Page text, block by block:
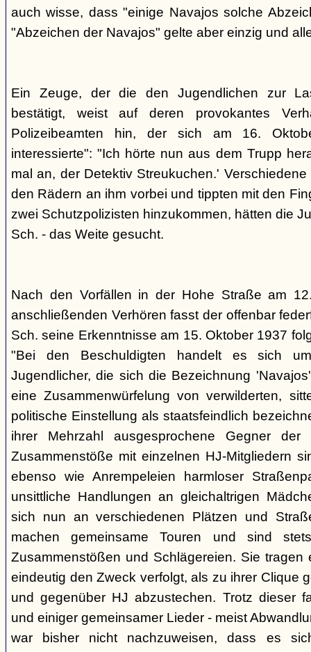
auch wisse, dass "einige Navajos solche
"Abzeichen der Navajos" gelte aber einzig und
Ein Zeuge, der die den Jugendlichen zur
bestätigt, weist auf deren provokantes
Polizeibeamten hin, der sich am 16.
interessierte": "Ich hörte nun aus dem Trupp
mal an, der Detektiv Streukuchen.'
den Rädern an ihm vorbei und tippten mit den
zwei Schutzpolizisten hinzukommen, hätten die
Sch. - das Weite gesucht.
Nach den Vorfällen in der Hohe Straße am
anschließenden Verhören fasst der offenbar
Sch. seine Erkenntnisse am 15. Oktober 1937
"Bei den Beschuldigten handelt es sich
Jugendlicher, die sich die Bezeichnung
eine Zusammenwürfelung von verwilderten,
politische Einstellung als staatsfeindlich
ihrer Mehrzahl ausgesprochene Gegner
Zusammenstöße mit einzelnen HJ-Mitgliedern
ebenso wie Anrempeleien harmloser
unsittliche Handlungen an gleichaltrigen
sich nun an verschiedenen Plätzen und
machen gemeinsame Touren und sind
Zusammenstößen und Schlägereien. Sie tragen
eindeutig den Zweck verfolgt, als zu ihrer Clique
und gegenüber HJ abzustechen. Trotz dieser
und einiger gemeinsamer Lieder - meist
war bisher nicht nachzuweisen, dass es